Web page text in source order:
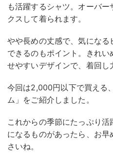
も活躍するシャツ。オーバ
クスして着られます。
やや長めの丈感で、気にな
できるのもポイント。きれ
せやすいデザインで、着回
今回は2,000円以下で買える
ム」をご紹介しました。
これからの季節にたっぷり
になるものがあったら、お
さいね。